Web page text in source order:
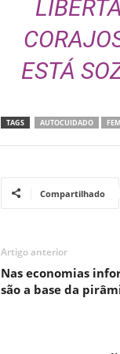
ESTÁ
TAGS AUTOCUIDADO
Compartilhado
Artigo anterior
Nas economias
são a base da